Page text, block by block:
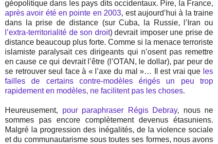
géopolitique dans les pays dits occidentaux. Pire, la France,
après avoir été en pointe en 2003, est aujourd’hui à la traine
dans la prise de distance (sur Cuba, la Russie, l’Iran ou
l’extra-territorialité de son droit) devrait imposer une prise de
distance beaucoup plus forte. Comme si la menace terroriste
islamiste paralysait ces dirigeants qui n’osent pas remettre
en cause ce qui devrait l’être (l’OTAN, le dollar), par peur de
se retrouver seul face à « l’axe du mal »… Il est vrai que les
failles de certains contre-modèles érigés un peu trop
rapidement en modèles, ne facilitent pas les choses.
Heureusement, pour paraphraser Régis Debray, nous ne
sommes pas encore complètement devenus étasuniens.
Malgré la progression des inégalités, de la violence sociale
et du communautarisme sous toutes ses formes, nous avons